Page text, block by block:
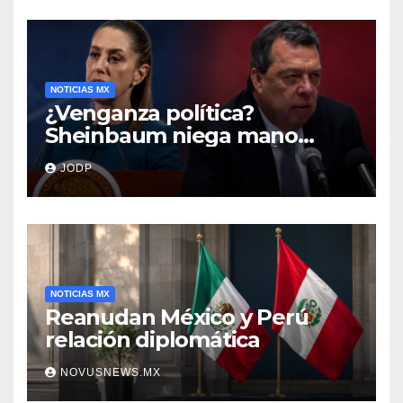
NOTICIAS MX
¿Venganza política?
Sheinbaum niega mano
negra en captura de Ángel
Aguirre
JODP
NOTICIAS MX
Reanudan México y Perú
relación diplomática
NOVUSNEWS.MX